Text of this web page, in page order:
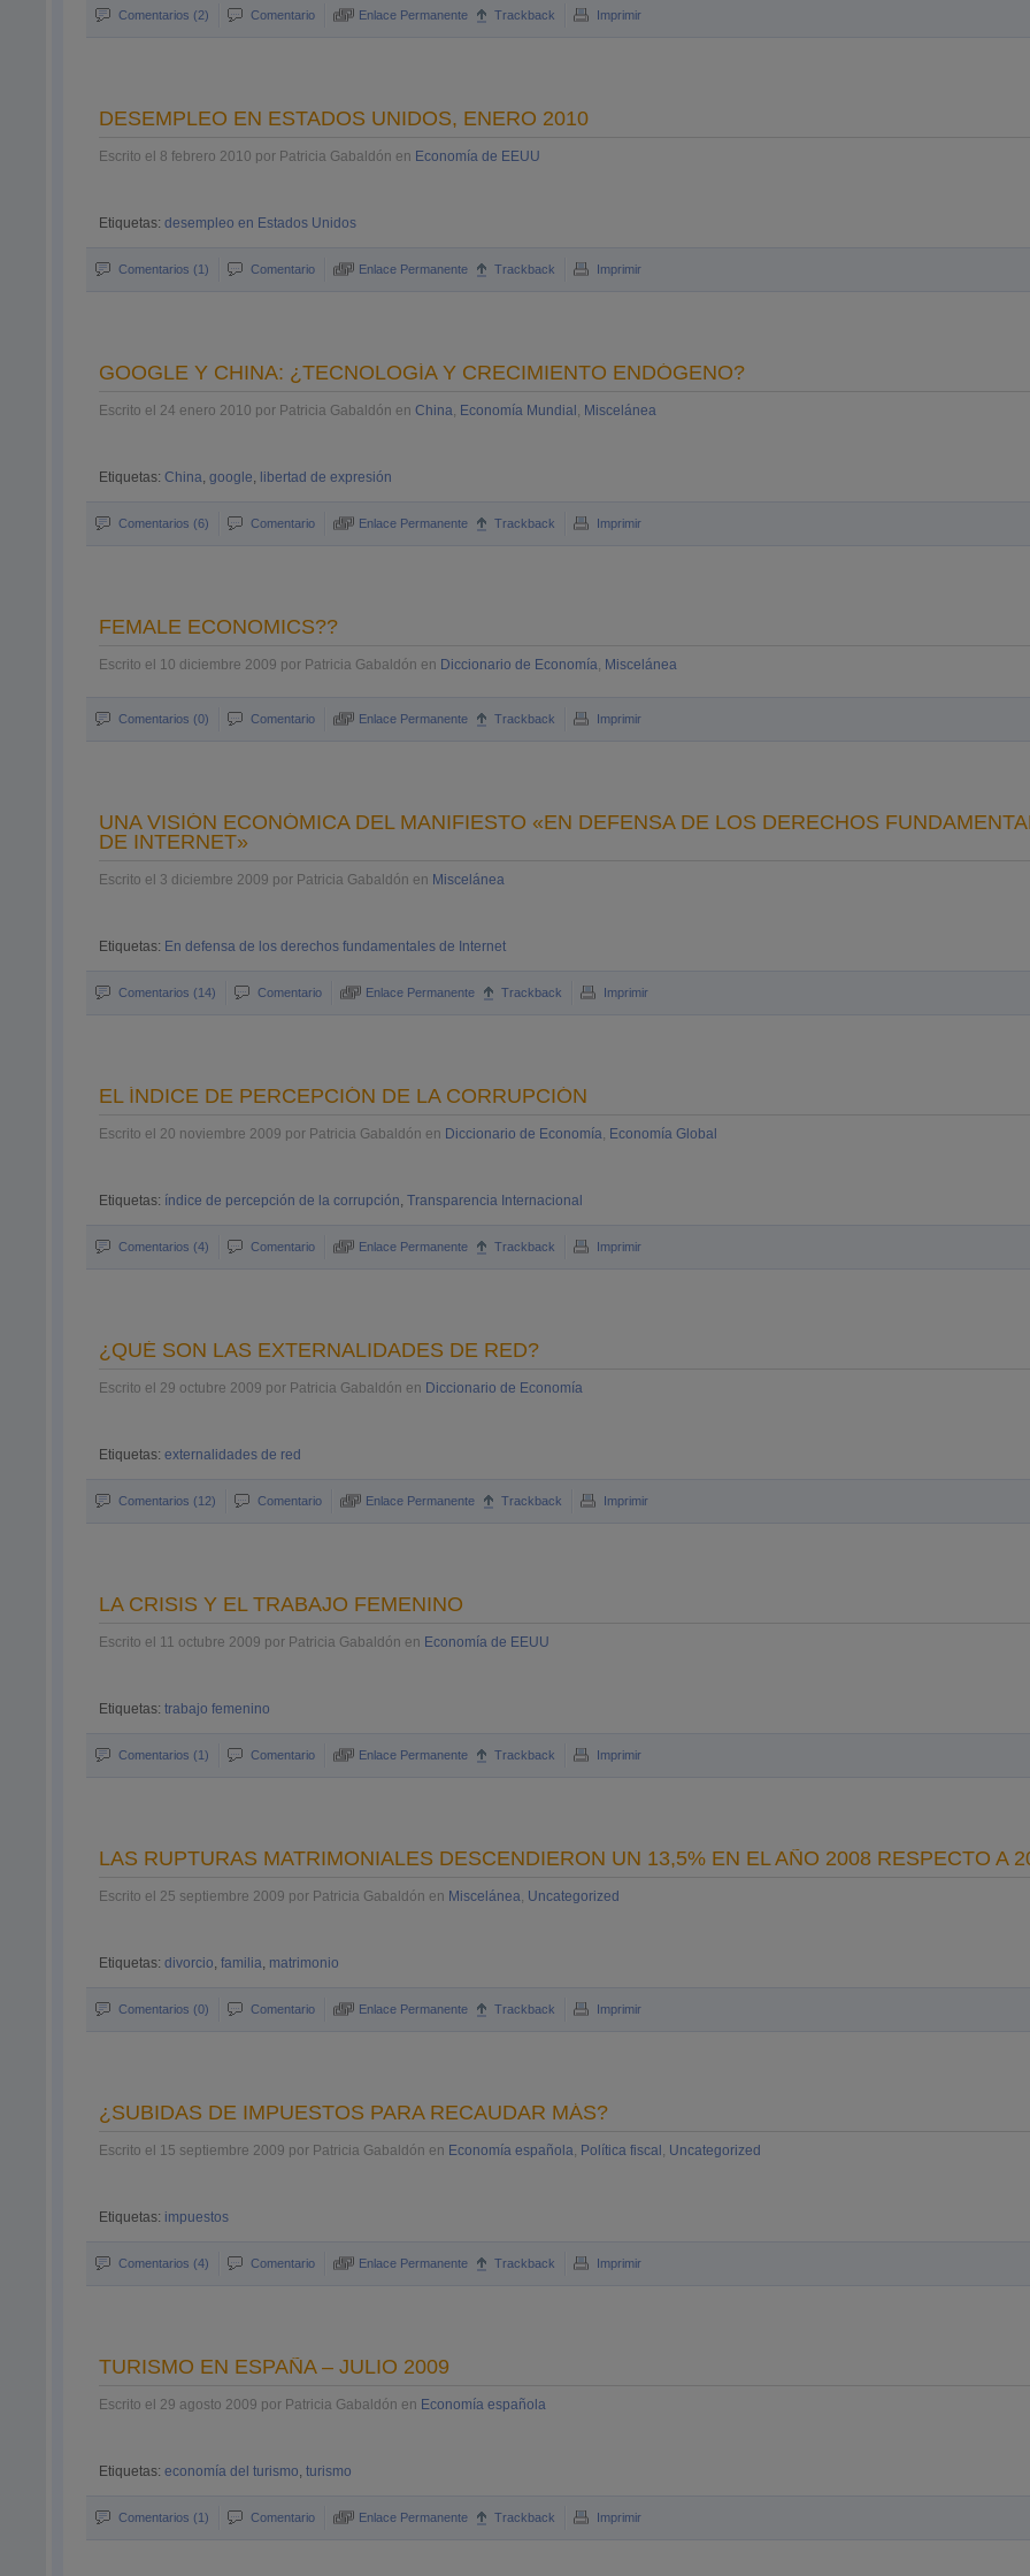
Comentarios (2) Comentario Enlace Permanente Trackback Imprimir
DESEMPLEO EN ESTADOS UNIDOS, ENERO 2010
Escrito el 8 febrero 2010 por Patricia Gabaldón en Economía de EEUU
Etiquetas:desempleo en Estados Unidos
Comentarios (1) Comentario Enlace Permanente Trackback Imprimir
GOOGLE Y CHINA: ¿TECNOLOGÍA Y CRECIMIENTO ENDÓGENO?
Escrito el 24 enero 2010 por Patricia Gabaldón enChina, Economía Mundial , Miscelánea
Etiquetas:China,google, libertad de expresión
Comentarios (6) Comentario Enlace Permanente Trackback Imprimir
FEMALE ECONOMICS??
Escrito el 10 diciembre 2009 por Patricia Gabaldón en Diccionario de Economía, Miscelánea
Comentarios (0) Comentario Enlace Permanente Trackback Imprimir
UNA VISIÓN ECONÓMICA DEL MANIFIESTO «EN DEFENSA DE LOS DERECHOS
DE INTERNET»
Escrito el 3 diciembre 2009 por Patricia Gabaldón en Miscelánea
Etiquetas: En defensa de los derechos fundamentales de Internet
Comentarios (14) Comentario Enlace Permanente Trackback Imprimir
EL ÍNDICE DE PERCEPCIÓN DE LA CORRUPCIÓN
Escrito el 20 noviembre 2009 por Patricia Gabaldón en Diccionario de Economía, Economía Global
Etiquetas: índice de percepción de la corrupción,Transparencia Internacional
Comentarios (4) Comentario Enlace Permanente Trackback Imprimir
¿QUÉ SON LAS EXTERNALIDADES DE RED?
Escrito el 29 octubre 2009 por Patricia Gabaldón en Diccionario de Economía
Etiquetas:externalidades de red
Comentarios (12) Comentario Enlace Permanente Trackback Imprimir
LA CRISIS Y EL TRABAJO FEMENINO
Escrito el 11 octubre 2009 por Patricia Gabaldón en Economía de EEUU
Etiquetas:trabajo femenino
Comentarios (1) Comentario Enlace Permanente Trackback Imprimir
LAS RUPTURAS MATRIMONIALES DESCENDIERON UN 13,5% EN EL AÑO 2008 RESPECTO A
Escrito el 25 septiembre 2009 por Patricia Gabaldón en Miscelánea, Uncategorized
Etiquetas:divorcio,familia, matrimonio
Comentarios (0) Comentario Enlace Permanente Trackback Imprimir
¿SUBIDAS DE IMPUESTOS PARA RECAUDAR MÁS?
Escrito el 15 septiembre 2009 por Patricia Gabaldón en Economía española, Política fiscal , Uncategorized
Etiquetas: impuestos
Comentarios (4) Comentario Enlace Permanente Trackback Imprimir
TURISMO EN ESPAÑA – JULIO 2009
Escrito el 29 agosto 2009 por Patricia Gabaldón en Economía española
Etiquetas:economía del turismo,turismo
Comentarios (1) Comentario Enlace Permanente Trackback Imprimir